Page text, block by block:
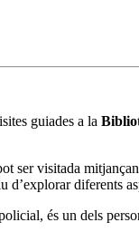
guiades a la
ser visitada
d’explorar diferents
és un dels